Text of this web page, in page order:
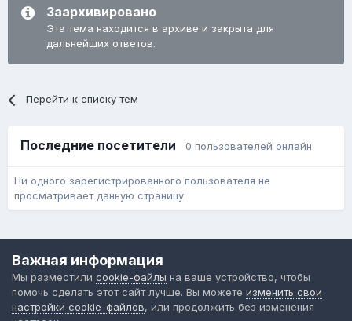
Заархивировано
Эта тема находится в архиве и закрыта для
дальнейших ответов.
Перейти к списку тем
Последние посетители 0 пользователей онлайн
Ни одного зарегистрированного пользователя не
просматривает данную страницу
Форум общественного транспорта
Powered by Invision Community
Важная информация
Мы разместили cookie-файлы на ваше устройство, чтобы
помочь сделать этот сайт лучше. Вы можете изменить свои
настройки cookie-файлов, или продолжить без изменения